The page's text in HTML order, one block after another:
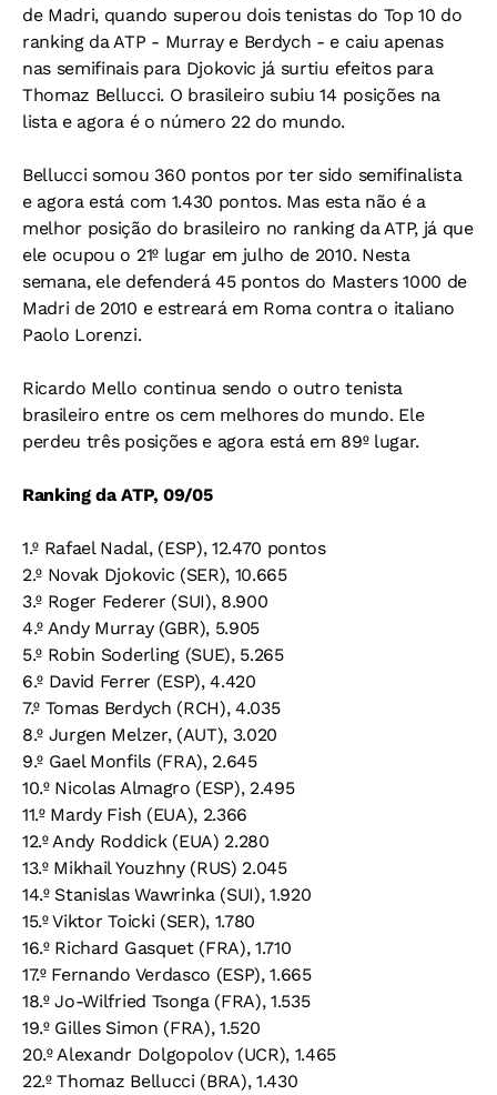
de Madri, quando superou dois tenistas do Top 10 do
ranking da ATP - Murray e Berdych - e caiu apenas
nas semifinais para Djokovic já surtiu efeitos para
Thomaz Bellucci. O brasileiro subiu 14 posições na
lista e agora é o número 22 do mundo.
Bellucci somou 360 pontos por ter sido semifinalista
e agora está com 1.430 pontos. Mas esta não é a
melhor posição do brasileiro no ranking da ATP, já que
ele ocupou o 21º lugar em julho de 2010. Nesta
semana, ele defenderá 45 pontos do Masters 1000 de
Madri de 2010 e estreará em Roma contra o italiano
Paolo Lorenzi.
Ricardo Mello continua sendo o outro tenista
brasileiro entre os cem melhores do mundo. Ele
perdeu três posições e agora está em 89º lugar.
Ranking da ATP, 09/05
1.º Rafael Nadal, (ESP), 12.470 pontos
2.º Novak Djokovic (SER), 10.665
3.º Roger Federer (SUI), 8.900
4.º Andy Murray (GBR), 5.905
5.º Robin Soderling (SUE), 5.265
6.º David Ferrer (ESP), 4.420
7.º Tomas Berdych (RCH), 4.035
8.º Jurgen Melzer, (AUT), 3.020
9.º Gael Monfils (FRA), 2.645
10.º Nicolas Almagro (ESP), 2.495
11.º Mardy Fish (EUA), 2.366
12.º Andy Roddick (EUA) 2.280
13.º Mikhail Youzhny (RUS) 2.045
14.º Stanislas Wawrinka (SUI), 1.920
15.º Viktor Toicki (SER), 1.780
16.º Richard Gasquet (FRA), 1.710
17.º Fernando Verdasco (ESP), 1.665
18.º Jo-Wilfried Tsonga (FRA), 1.535
19.º Gilles Simon (FRA), 1.520
20.º Alexandr Dolgopolov (UCR), 1.465
22.º Thomaz Bellucci (BRA), 1.430